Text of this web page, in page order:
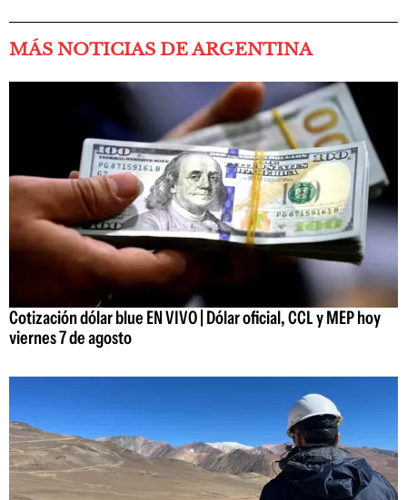
MÁS NOTICIAS DE ARGENTINA
Cotización dólar blue EN VIVO | Dólar oficial, CCL y MEP hoy
viernes 7 de agosto